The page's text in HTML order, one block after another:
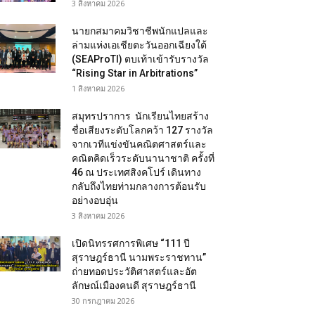
3 สิงหาคม 2026
นายกสมาคมวิชาชีพนักแปลและ
ล่ามแห่งเอเชียตะวันออกเฉียงใต้
(SEAProTI) ตบเท้าเข้ารับรางวัล
“Rising Star in Arbitrations”
1 สิงหาคม 2026
สมุทรปราการ นักเรียนไทยสร้าง
ชื่อเสียงระดับโลกคว้า 127 รางวัล
จากเวทีแข่งขันคณิตศาสตร์และ
คณิตคิดเร็วระดับนานาชาติ ครั้งที่
46 ณ ประเทศสิงคโปร์ เดินทาง
กลับถึงไทยท่ามกลางการต้อนรับ
อย่างอบอุ่น
3 สิงหาคม 2026
เปิดนิทรรศการพิเศษ “111 ปี
สุราษฎร์ธานี นามพระราชทาน”
ถ่ายทอดประวัติศาสตร์และอัต
ลักษณ์เมืองคนดี สุราษฎร์ธานี
30 กรกฎาคม 2026